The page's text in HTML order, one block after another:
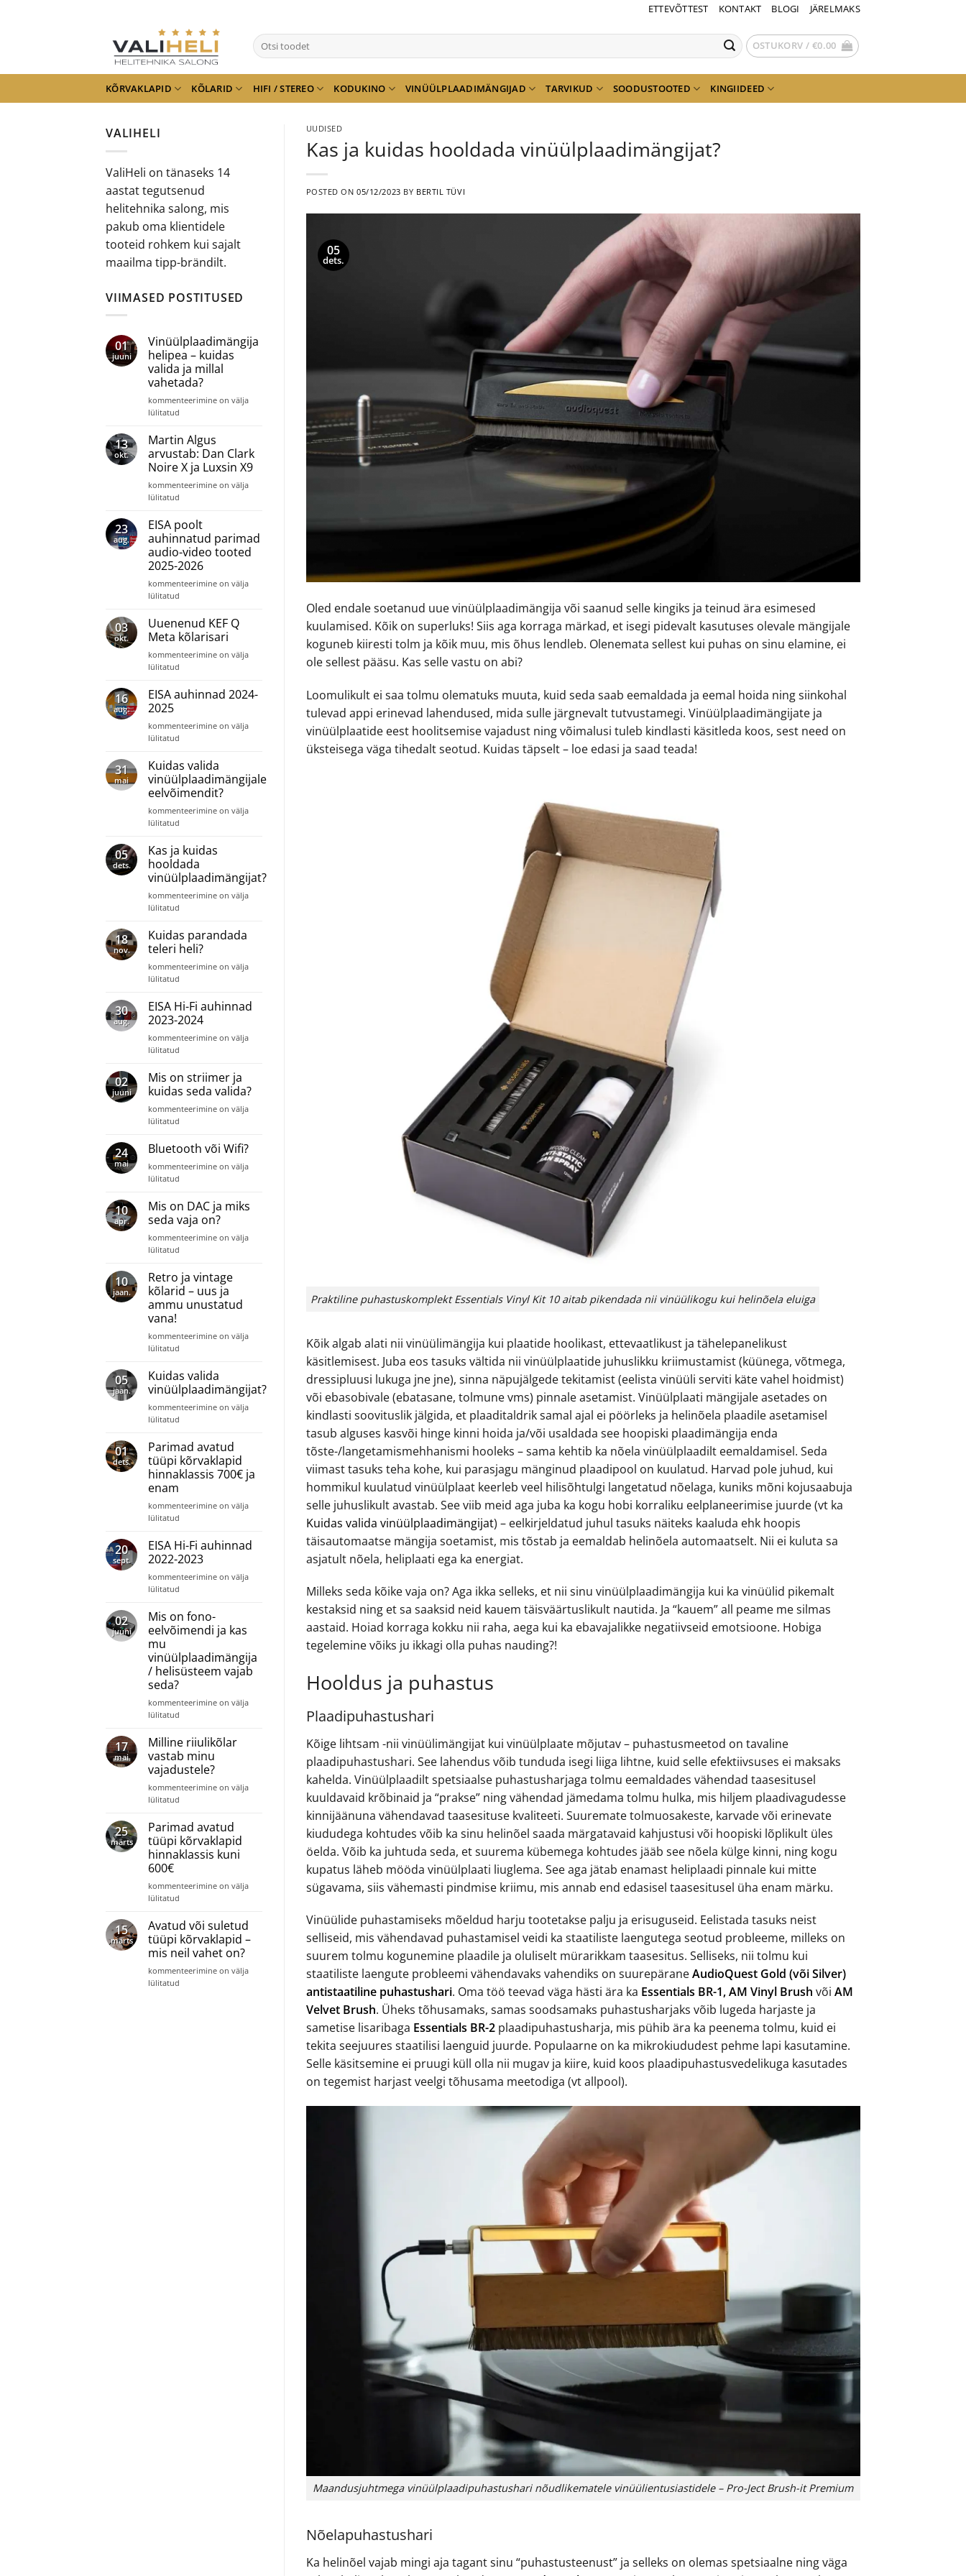
ETTEVÕTTEST KONTAKT BLOGI JÄRELMAKS
Otsi: OSTUKORV / €0.00
KÕRVAKLAPID KÕLARID HIFI / STEREO KODUKINO VINÜÜLPLAADIMÄNGIJAD TARVIKUD SOODUSTOOTED KINGIIDEED
VALIHELI
ValiHeli on tänaseks 14
aastat tegutsenud
helitehnika salong, mis
pakub oma klientidele
tooteid rohkem kui sajalt
maailma tipp-brändilt.
VIIMASED POSTITUSED
01
juuni
Vinüülplaadimängija
helipea – kuidas
valida ja millal
vahetada?
Vinüülplaadimängija
helipea
kuidas
ja
millal
vahetada?
kommenteerimine on välja
lülitatud
13
okt.
Martin Algus
arvustab: Dan Clark
Noire X ja Luxsin X9
Martin
Algus
Dan
Clark
Noire
X
ja
Luxsin
X9
kommenteerimine on välja
lülitatud
23
aug.
EISA poolt
auhinnatud parimad
audio-video tooted
2025-2026
EISA
poolt
parimad
audio-
video
tooted
2025-
kommenteerimine on välja
lülitatud
03
okt.
Uuenenud KEF Q
Meta kõlarisari
Uuenenud
KEF
Meta
kõlarisari
kommenteerimine on välja
lülitatud
16
aug.
EISA auhinnad 2024-
2025
EISA
auhinnad
2025
kommenteerimine on välja
lülitatud
31
mai
Kuidas valida
vinüülplaadimängijale
eelvõimendit?
Kuidas
valida
eelvõimendit?
kommenteerimine on välja
lülitatud
05
dets.
Kas ja kuidas
hooldada
vinüülplaadimängijat?
Kas
ja
hooldada
vinüülplaadimängijat?
kommenteerimine on välja
lülitatud
18
nov.
Kuidas parandada
teleri heli?
Kuidas
parandada
heli?
kommenteerimine on välja
lülitatud
30
aug.
EISA Hi-Fi auhinnad
2023-2024
EISA
Hi-
auhinnad
2023-
2024
kommenteerimine on välja
lülitatud
02
juuni
Mis on striimer ja
kuidas seda valida?
Mis
on
ja
seda
valida?
kommenteerimine on välja
lülitatud
24
mai
Bluetooth või Wifi?
Bluetooth
või
kommenteerimine on välja
lülitatud
10
apr.
Mis on DAC ja miks
seda vaja on?
Mis
on
ja
miks
seda
vaja
on?
kommenteerimine on välja
lülitatud
10
jaan.
Retro ja vintage
kõlarid – uus ja
ammu unustatud
vana!
Retro
ja
kõlarid
uus
ja
ammu
vana!
kommenteerimine on välja
lülitatud
05
jaan.
Kuidas valida
vinüülplaadimängijat?
Kuidas
valida
kommenteerimine on välja
lülitatud
01
dets.
Parimad avatud
tüüpi kõrvaklapid
hinnaklassis 700€ ja
enam
Parimad
avatud
kõrvaklapid
hinnaklassis
700€
ja
enam
kommenteerimine on välja
lülitatud
20
sept.
EISA Hi-Fi auhinnad
2022-2023
EISA
Hi-
auhinnad
2022-
2023
kommenteerimine on välja
lülitatud
02
juuni
Mis on fono-
eelvõimendi ja kas
mu
vinüülplaadimängija
/ helisüsteem vajab
seda?
Mis
on
eelvõimendi
kas
mu
vinüülplaadimängija
/
vajab
seda?
kommenteerimine on välja
lülitatud
17
mai
Milline riiulikõlar
vastab minu
vajadustele?
Milline
riiulikõlar
minu
vajadustele?
kommenteerimine on välja
lülitatud
25
märts
Parimad avatud
tüüpi kõrvaklapid
hinnaklassis kuni
600€
Parimad
avatud
kõrvaklapid
hinnaklassis
kuni
600€
kommenteerimine on välja
lülitatud
15
märts
Avatud või suletud
tüüpi kõrvaklapid –
mis neil vahet on?
Avatud
või
kommenteerimine on välja
lülitatud
UUDISED
Kas ja kuidas hooldada vinüülplaadimängijat?
POSTED ON05/12/2023 BY BERTIL TÜVI
05
dets.
Oled endale soetanud uue vinüülplaadimängija või saanud selle kingiks ja teinud ära esimesed
kuulamised. Kõik on superluks! Siis aga korraga märkad, et isegi pidevalt kasutuses olevale mängijale
koguneb kiiresti tolm ja kõik muu, mis õhus lendleb. Olenemata sellest kui puhas on sinu elamine, ei
ole sellest pääsu. Kas selle vastu on abi?
Loomulikult ei saa tolmu olematuks muuta, kuid seda saab eemaldada ja eemal hoida ning siinkohal
tulevad appi erinevad lahendused, mida sulle järgnevalt tutvustamegi. Vinüülplaadimängijate ja
vinüülplaatide eest hoolitsemise vajadust ning võimalusi tuleb kindlasti käsitleda koos, sest need on
üksteisega väga tihedalt seotud. Kuidas täpselt – loe edasi ja saad teada!
Praktiline puhastuskomplekt Essentials Vinyl Kit 10 aitab pikendada nii vinüülikogu kui helinõela eluiga
Kõik algab alati nii vinüülimängija kui plaatide hoolikast, ettevaatlikust ja tähelepanelikust
käsitlemisest. Juba eos tasuks vältida nii vinüülplaatide juhuslikku kriimustamist (küünega, võtmega,
dressipluusi lukuga jne jne), sinna näpujälgede tekitamist (eelista vinüüli serviti käte vahel hoidmist)
või ebasobivale (ebatasane, tolmune vms) pinnale asetamist. Vinüülplaati mängijale asetades on
kindlasti soovituslik jälgida, et plaaditaldrik samal ajal ei pöörleks ja helinõela plaadile asetamisel
tasub alguses kasvõi hinge kinni hoida ja/või usaldada see hoopiski plaadimängija enda
tõste-/langetamismehhanismi hooleks – sama kehtib ka nõela vinüülplaadilt eemaldamisel. Seda
viimast tasuks teha kohe, kui parasjagu mänginud plaadipool on kuulatud. Harvad pole juhud, kui
hommikul kuulatud vinüülplaat keerleb veel hilisõhtulgi langetatud nõelaga, kuniks mõni kojusaabuja
selle juhuslikult avastab. See viib meid aga juba ka kogu hobi korraliku eelplaneerimise juurde (vt ka
Kuidas valida vinüülplaadimängijat) – eelkirjeldatud juhul tasuks näiteks kaaluda ehk hoopis
täisautomaatse mängija soetamist, mis tõstab ja eemaldab helinõela automaatselt. Nii ei kuluta sa
asjatult nõela, heliplaati ega ka energiat.
Milleks seda kõike vaja on? Aga ikka selleks, et nii sinu vinüülplaadimängija kui ka vinüülid pikemalt
kestaksid ning et sa saaksid neid kauem täisväärtuslikult nautida. Ja “kauem” all peame me silmas
aastaid. Hoiad korraga kokku nii raha, aega kui ka ebavajalikke negatiivseid emotsioone. Hobiga
tegelemine võiks ju ikkagi olla puhas nauding?!
Hooldus ja puhastus
Plaadipuhastushari
Kõige lihtsam -nii vinüülimängijat kui vinüülplaate mõjutav – puhastusmeetod on tavaline
plaadipuhastushari. See lahendus võib tunduda isegi liiga lihtne, kuid selle efektiivsuses ei maksaks
kahelda. Vinüülplaadilt spetsiaalse puhastusharjaga tolmu eemaldades vähendad taasesitusel
kuuldavaid krõbinaid ja “prakse” ning vähendad jämedama tolmu hulka, mis hiljem plaadivagudesse
kinnijäänuna vähendavad taasesituse kvaliteeti. Suuremate tolmuosakeste, karvade või erinevate
kiududega kohtudes võib ka sinu helinõel saada märgatavaid kahjustusi või hoopiski lõplikult üles
öelda. Võib ka juhtuda seda, et suurema kübemega kohtudes jääb see nõela külge kinni, ning kogu
kupatus läheb mööda vinüülplaati liuglema. See aga jätab enamast heliplaadi pinnale kui mitte
sügavama, siis vähemasti pindmise kriimu, mis annab end edasisel taasesitusel üha enam märku.
Vinüülide puhastamiseks mõeldud harju tootetakse palju ja erisuguseid. Eelistada tasuks neist
selliseid, mis vähendavad puhastamisel veidi ka staatiliste laengutega seotud probleeme, milleks on
suurem tolmu kogunemine plaadile ja oluliselt mürarikkam taasesitus. Selliseks, nii tolmu kui
staatiliste laengute probleemi vähendavaks vahendiks on suurepäraneAudioQuest Gold (või Silver)
antistaatiline puhastushari. Oma töö teevad väga hästi ära ka Essentials BR-1, AM Vinyl Brush või AM
Velvet Brush. Üheks tõhusamaks, samas soodsamaks puhastusharjaks võib lugeda harjaste ja
sametise lisaribaga Essentials BR-2plaadipuhastusharja, mis pühib ära ka peenema tolmu, kuid ei
tekita seejuures staatilisi laenguid juurde. Populaarne on ka mikrokiududest pehme lapi kasutamine.
Selle käsitsemine ei pruugi küll olla nii mugav ja kiire, kuid koos plaadipuhastusvedelikuga kasutades
on tegemist harjast veelgi tõhusama meetodiga (vt allpool).
Maandusjuhtmega vinüülplaadipuhastushari nõudlikematele vinüülientusiastidele – Pro-Ject Brush-it Premium
Nõelapuhastushari
Ka helinõel vajab mingi aja tagant sinu “puhastusteenust” ja selleks on olemas spetsiaalne ning väga